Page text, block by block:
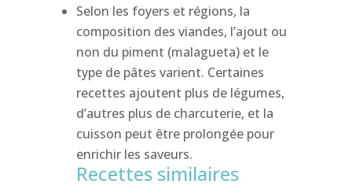
Selon les foyers et régions, la
composition des viandes, l’ajout ou
non du piment (malagueta) et le
type de pâtes varient. Certaines
recettes ajoutent plus de légumes,
d’autres plus de charcuterie, et la
cuisson peut être prolongée pour
enrichir les saveurs.
Recettes similaires